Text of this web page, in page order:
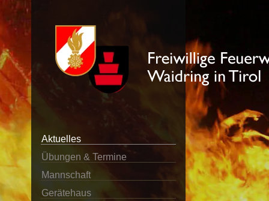
Aktuelles
Übungen & Termine
Mannschaft
Gerätehaus